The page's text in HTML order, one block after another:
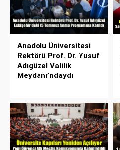
Anadolu Üniversitesi
Rektörü Prof. Dr. Yusuf
Adıgüzel Valilik
Meydanı’ndaydı